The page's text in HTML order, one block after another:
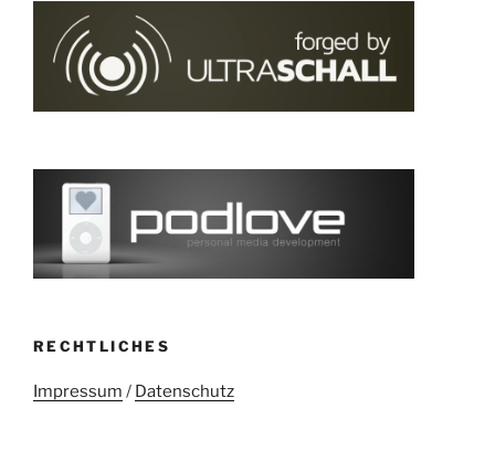
RECHTLICHES
Impressum / Datenschutz